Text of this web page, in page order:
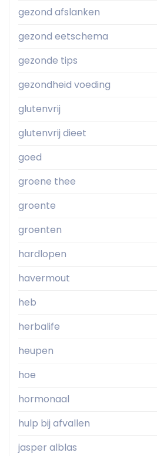
gezond afslanken
gezond eetschema
gezonde tips
gezondheid voeding
glutenvrij
glutenvrij dieet
goed
groene thee
groente
groenten
hardlopen
havermout
heb
herbalife
heupen
hoe
hormonaal
hulp bij afvallen
jasper alblas